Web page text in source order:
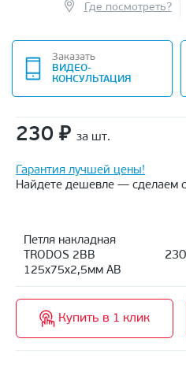
Где посмотреть?
Заказать
ВИДЕО-
КОНСУЛЬТАЦИЯ
230 ₽ за шт.
Гарантия лучшей цены!
Найдете дешевле — сделаем
Петля накладная
TRODOS 2BB
125х75х2,5мм AB
230
Купить в 1 клик